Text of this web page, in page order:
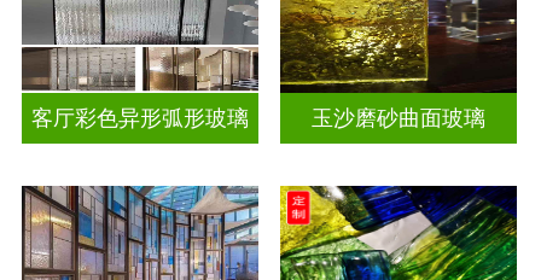
客厅彩色异形弧形玻璃 玉沙磨砂曲面玻璃